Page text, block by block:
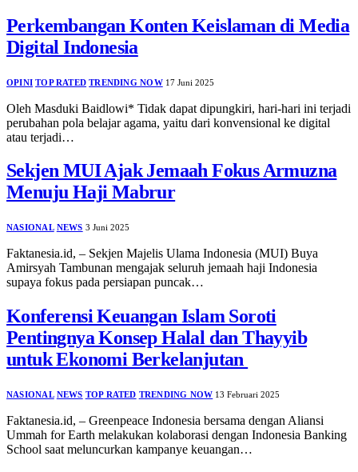
Perkembangan Konten Keislaman di Media
Digital Indonesia
OPINI TOP RATED TRENDING NOW 17 Juni 2025
Oleh Masduki Baidlowi* Tidak dapat dipungkiri, hari-hari ini terjadi
perubahan pola belajar agama, yaitu dari konvensional ke digital
atau terjadi…
Sekjen MUI Ajak Jemaah Fokus Armuzna
Menuju Haji Mabrur
NASIONAL NEWS 3 Juni 2025
Faktanesia.id, – Sekjen Majelis Ulama Indonesia (MUI) Buya
Amirsyah Tambunan mengajak seluruh jemaah haji Indonesia
supaya fokus pada persiapan puncak…
Konferensi Keuangan Islam Soroti
Pentingnya Konsep Halal dan Thayyib
untuk Ekonomi Berkelanjutan
NASIONAL NEWS TOP RATED TRENDING NOW 13 Februari 2025
Faktanesia.id, – Greenpeace Indonesia bersama dengan Aliansi
Ummah for Earth melakukan kolaborasi dengan Indonesia Banking
School saat meluncurkan kampanye keuangan…